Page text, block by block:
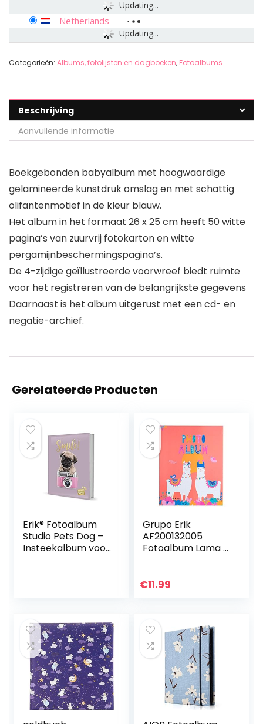
Updating...
Updating...
Netherlands -
Categorieën: Albums, fotolijsten en dagboeken, Fotoalbums
Beschrijving
Aanvullende informatie
Boekgebonden babyalbum met hoogwaardige
gelamineerde kunstdruk omslag en met schattig
olifantenmotief in de kleur blauw.
Het album in het formaat 26 x 25 cm heeft 50 witte
pagina’s van zuurvrij fotokarton en witte
pergamijnbeschermingspagina’s.
De 4-zijdige geïllustreerde voorwreef biedt ruimte
voor het registreren van de belangrijkste gegevens
Daarnaast is het album uitgerust met een cd- en
negatie-archief.
Gerelateerde Producten
Erik® Fotoalbum
Studio Pets Dog –
Insteekalbum voor
Grupo Erik
AF200132005
Fotoalbum Lama –
€11.99